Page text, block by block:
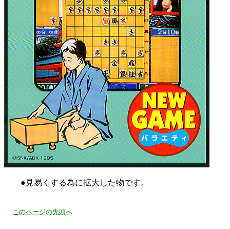
●見易くする為に拡大した物です。
このページの先頭へ